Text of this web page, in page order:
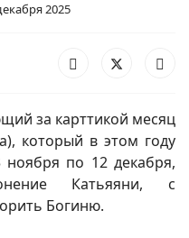
2025
за карттикой месяц
который в этом году
по 12 декабря,
Катьяяни, с
Богиню.